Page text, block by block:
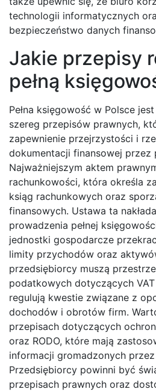
technologii informatycznych
bezpieczeństwo danych
Jakie przepisy
pełną
Pełna księgowość w Polsce
szereg przepisów prawnych,
zapewnienie przejrzystości i
dokumentacji finansowej przez
Najważniejszym aktem
rachunkowości, która określa
ksiąg rachunkowych oraz
finansowych. Ustawa ta
prowadzenia pełnej
jednostki gospodarcze
limity przychodów oraz
przedsiębiorcy muszą
podatkowych dotyczących
regulują kwestie związane z
dochodów i obrotów firm.
przepisach dotyczących
oraz RODO, które mają
informacji gromadzonych
Przedsiębiorcy powinni być
przepisach prawnych oraz